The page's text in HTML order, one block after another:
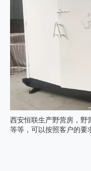
西安恒联生产野营房，野
等等，可以按照客户的要